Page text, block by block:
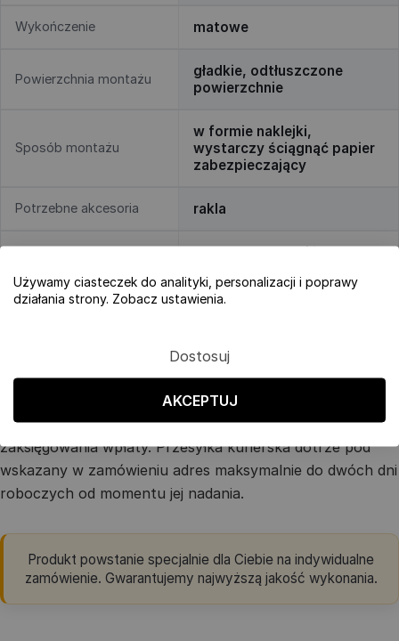
Wykończenie matowe
Powierzchnia montażu
gładkie, odtłuszczone
powierzchnie
Sposób montażu
w formie naklejki,
wystarczy ściągnąć papier
zabezpieczający
Potrzebne akcesoria rakla
Demontaż wystarczy odkleić!
Dokładamy wszelkich starań, aby zamówiona w naszym
sklepie internetowym fototapeta na drzwi dotarła pod
wskazany adres jak najszybciej. Jej wyprodukowanie
zajmie nam maksymalnie 4 dni robocze od momentu
zaksięgowania wpłaty. Przesyłka kurierska dotrze pod
wskazany w zamówieniu adres maksymalnie do dwóch dni
roboczych od momentu jej nadania.
Produkt powstanie specjalnie dla Ciebie na indywidualne
zamówienie. Gwarantujemy najwyższą jakość wykonania.
Używamy ciasteczek do analityki, personalizacji i poprawy
działania strony. Zobacz ustawienia.
Dostosuj
AKCEPTUJ